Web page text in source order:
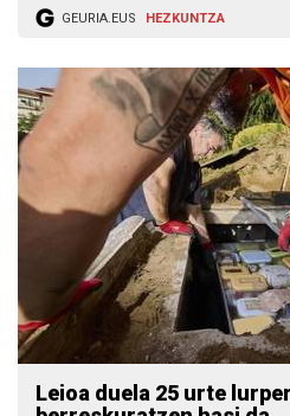
GEURIA.EUS HEZKUNTZA
Leioa duela 25 urte